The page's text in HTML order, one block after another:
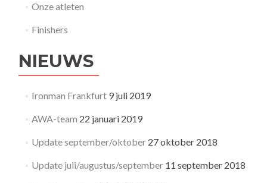
Onze atleten
Finishers
NIEUWS
Ironman Frankfurt 9 juli 2019
AWA-team 22 januari 2019
Update september/oktober 27 oktober 2018
Update juli/augustus/september 11 september 2018